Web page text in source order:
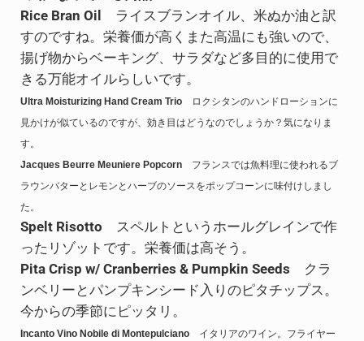
Rice Bran Oil
ライスブランオイル、米ぬか油と訳
すのですね。栄養価が高くまた高温にも強いので、
揚げ物からベーキング、サラダなど多目的に使用で
きる万能オイルらしいです。
Ultra Moisturizing Hand Cream Trio
ロクシタンのハンドローションに
見かけが似ているのですが、効き目はどうなのでしょうか？気になりま
す。
Jacques Beurre Meuniere Popcorn フランスでは魚料理に使われるブ
ラウンバターとレモンとハーブのソースをポップコーンに味付けしまし
た。
Spelt Risotto スペルトというホールグレインで作
ったリゾットです。栄養価は高そう。
Pita Crisp w/ Cranberries & Pumpkin Seeds クラ
ンベリーとパンプキンシード入りのピタチップス。
今からの季節にピッタリ。
Incanto Vino Nobile di Montepulciano イタリアのワイン。フライヤー